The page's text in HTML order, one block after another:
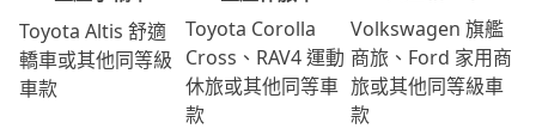
Toyota Altis 舒適
轎車或其他同等級
車款
Toyota Corolla
Cross、RAV4 運動
休旅或其他同等車
款
Volkswagen 旗艦
商旅、Ford 家用商
旅或其他同等級車
款